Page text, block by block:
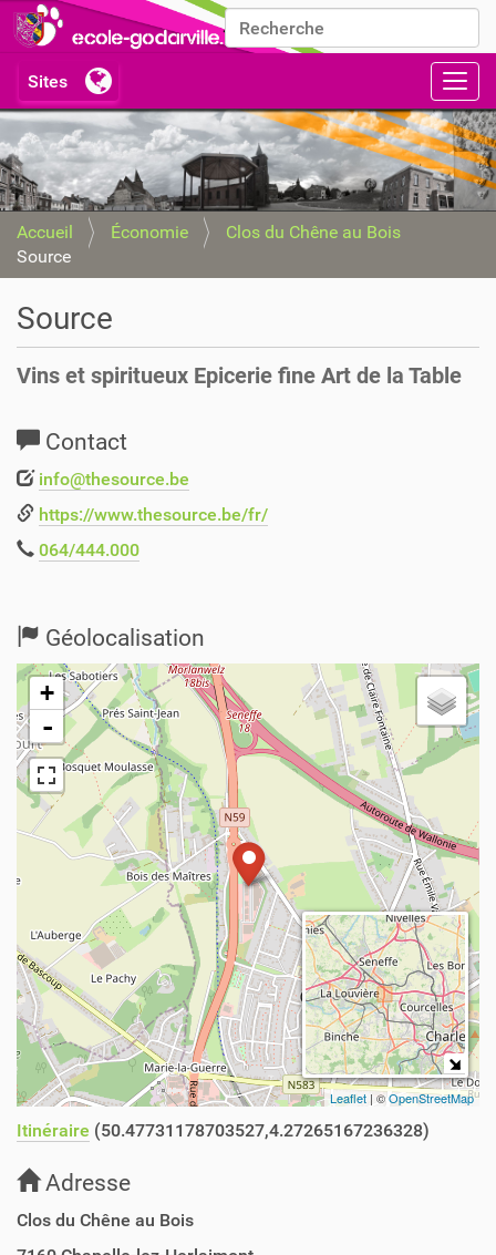
Chercher par
Recherche avancée…
Accueil Économie
Clos du Chêne au Bois
Source
Source
Vins et spiritueux Epicerie fine Art de la Table
Contact
info@thesource.be
https://www.thesource.be/fr/
064/444.000
Géolocalisation
+
-
Leaflet | ©OpenStreetMap
Itinéraire (50.47731178703527,4.27265167236328)
Adresse
Clos du Chêne au Bois